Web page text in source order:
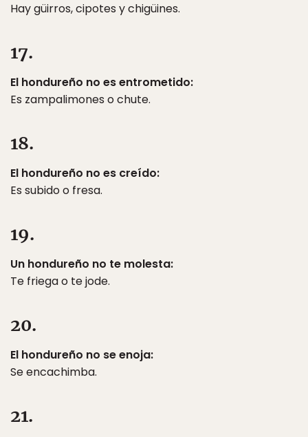
Hay güirros, cipotes y chigüines.
17.
El hondureño no es entrometido:
Es zampalimones o chute.
18.
El hondureño no es creído:
Es subido o fresa.
19.
Un hondureño no te molesta:
Te friega o te jode.
20.
El hondureño no se enoja:
Se encachimba.
21.